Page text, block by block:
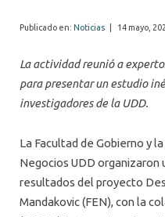
Publicado en: Noticias 14 mayo,
La actividad reunió a
para presentar un estudio
investigadores de la UDD.
La Facultad de Gobierno y
Negocios UDD organizaron
resultados del proyecto
Mandakovic (FEN), con la